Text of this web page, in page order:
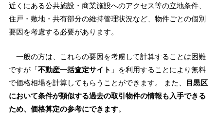
近くにある公共施設・商業施設へのアクセス等の立地条件、
住戸・敷地・共有部分の維持管理状況など、物件ごとの個別
要因を考慮する必要があります。
一般の方は、これらの要因を考慮して計算することは困難
ですが「不動産一括査定サイト 」を利用することにより無料
で価格相場を計算してもらうことができます。 また、 目黒区
において条件が類似する過去の取引物件の情報も入手できる
ため、価格算定の参考にできます。